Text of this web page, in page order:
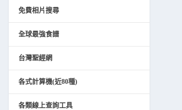
免費相片搜尋
全球最強食譜
台灣聖經網
各式計算機(近80種)
各類線上查詢工具